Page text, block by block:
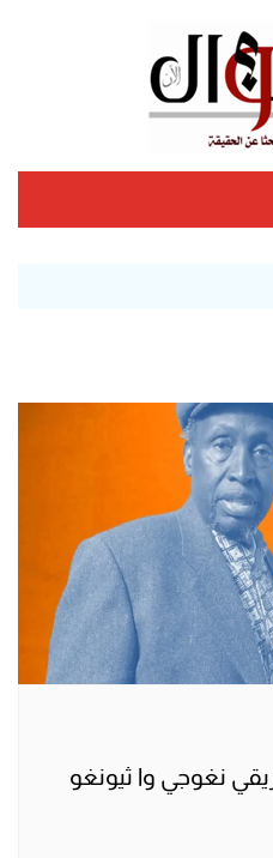
نغوجي وا ثيونغو